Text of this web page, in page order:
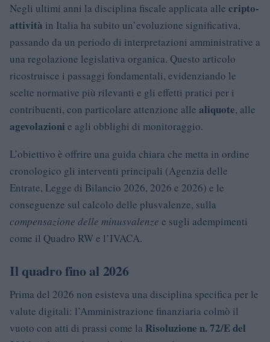
Negli ultimi anni la disciplina fiscale applicata alle cripto-
attività in Italia ha subito un’evoluzione significativa,
passando da un periodo di interpretazioni amministrative a
una regolazione legislativa organica. Questo articolo
ricostruisce i passaggi fondamentali, evidenziando le
scelte normative più rilevanti e gli effetti pratici per i
contribuenti, con particolare attenzione alle aliquote, alle
agevolazioni e agli obblighi di monitoraggio.
L’obiettivo è offrire una guida chiara che metta in ordine
cronologico gli interventi principali (Agenzia delle
Entrate, Legge di Bilancio 2026, 2026 e 2026) e le
conseguenze sul calcolo delle plusvalenze, sulla
compensazione delle minusvalenze e sugli adempimenti
come il Quadro RW e l’IVACA.
Il quadro fino al 2026
Prima del 2026 non esisteva una disciplina specifica per le
valute digitali: l’Amministrazione finanziaria colmò il
vuoto con atti di prassi come la Risoluzione n. 72/E del